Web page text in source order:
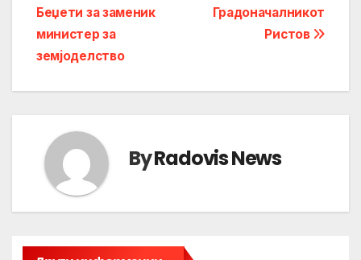
Градоначалникот
Ристов
Беџети за заменик
министер за
земјоделство
ByRadovis News